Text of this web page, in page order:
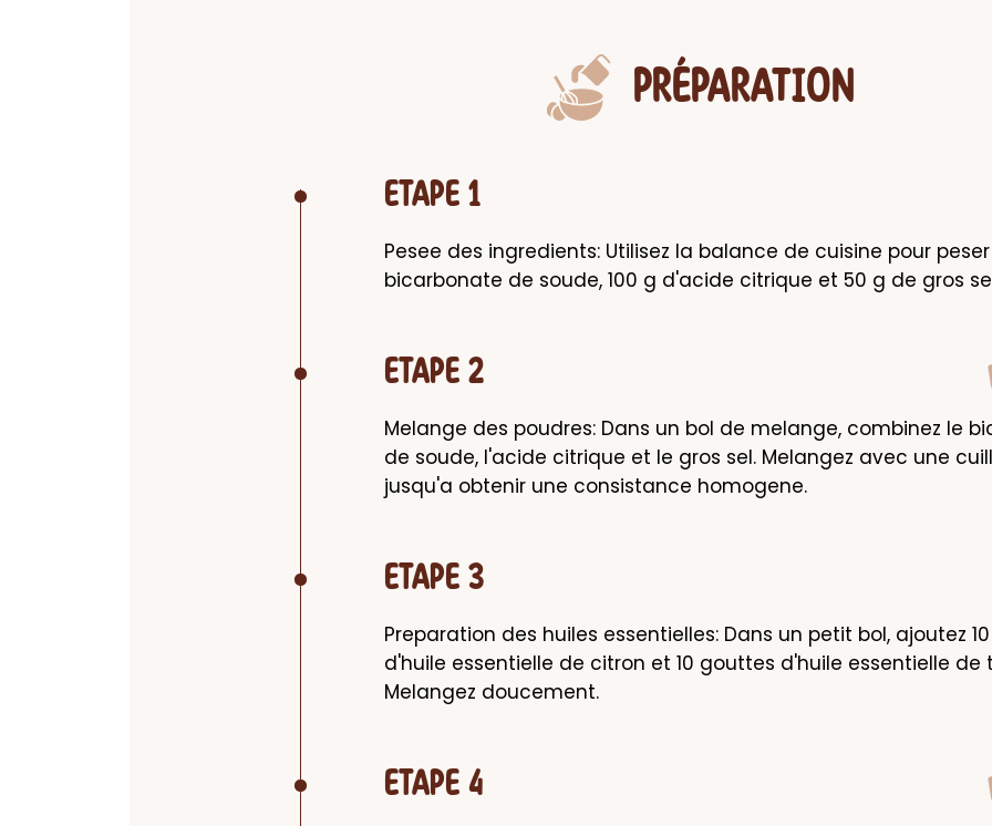
PRÉPARATION
ETAPE 1
Pesee des ingredients: Utilisez la balance de cuisine pour
bicarbonate de soude, 100 g d'acide citrique et 50 g de gros
ETAPE 2
Melange des poudres: Dans un bol de melange, combinez le
de soude, l'acide citrique et le gros sel. Melangez avec une
jusqu'a obtenir une consistance homogene.
ETAPE 3
Preparation des huiles essentielles: Dans un petit bol, ajoutez
d'huile essentielle de citron et 10 gouttes d'huile essentielle de
Melangez doucement.
ETAPE 4